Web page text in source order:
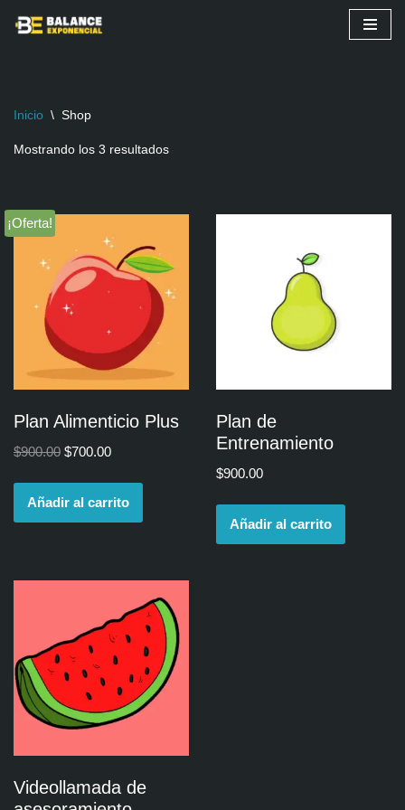
Inicio \ Shop
Mostrando los 3 resultados
¡Oferta!
Plan Alimenticio Plus
$900.00 $700.00
Añadir al carrito
Plan de
Entrenamiento
$900.00
Añadir al carrito
Videollamada de